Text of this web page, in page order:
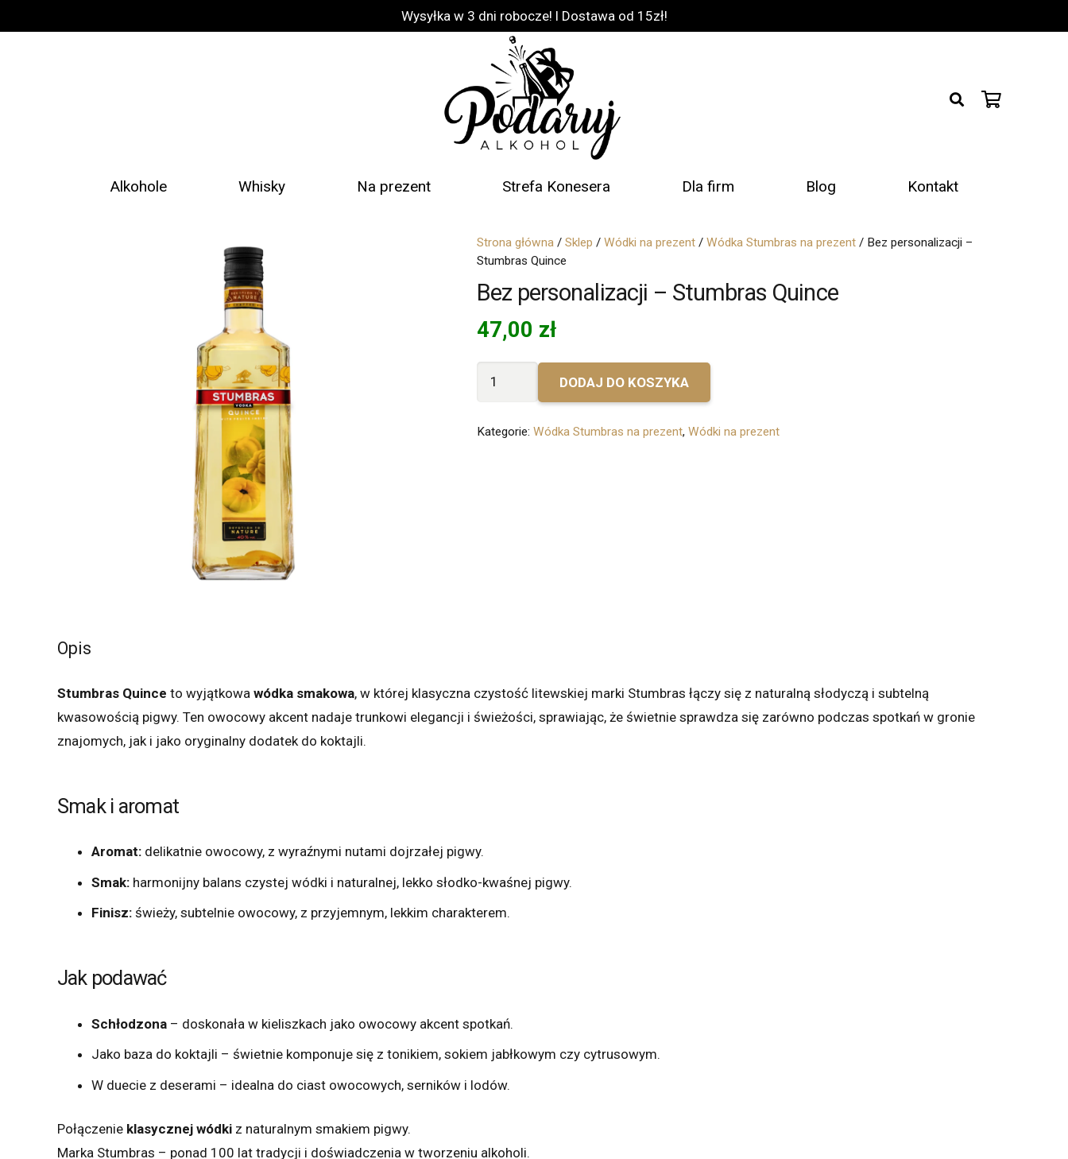
Wysyłka w 3 dni robocze! l Dostawa od 15zł!
Alkohole Whisky Na prezent Strefa Konesera Dla firm Blog Kontakt
Strona główna / Sklep / Wódki na prezent / Wódka Stumbras na prezent / Bez personalizacji –
Stumbras Quince
Bez personalizacji – Stumbras Quince
47,00 zł
ilość
Bez
DODAJ DO KOSZYKA
Kategorie: Wódka Stumbras na prezent, Wódki na prezent
Opis
Stumbras Quince to wyjątkowa wódka smakowa, w której klasyczna czystość litewskiej marki Stumbras łączy się z naturalną słodyczą i subtelną
kwasowością pigwy. Ten owocowy akcent nadaje trunkowi elegancji i świeżości, sprawiając, że świetnie sprawdza się zarówno podczas spotkań w gronie
znajomych, jak i jako oryginalny dodatek do koktajli.
Smak i aromat
Aromat:delikatnie owocowy, z wyraźnymi nutami dojrzałej pigwy.
Smak:harmonijny balans czystej wódki i naturalnej, lekko słodko-kwaśnej pigwy.
Finisz:świeży, subtelnie owocowy, z przyjemnym, lekkim charakterem.
Jak podawać
Schłodzona– doskonała w kieliszkach jako owocowy akcent spotkań.
Jako baza do koktajli – świetnie komponuje się z tonikiem, sokiem jabłkowym czy cytrusowym.
W duecie z deserami – idealna do ciast owocowych, serników i lodów.
Połączenie klasycznej wódki z naturalnym smakiem pigwy.
Marka Stumbras – ponad 100 lat tradycji i doświadczenia w tworzeniu alkoholi.